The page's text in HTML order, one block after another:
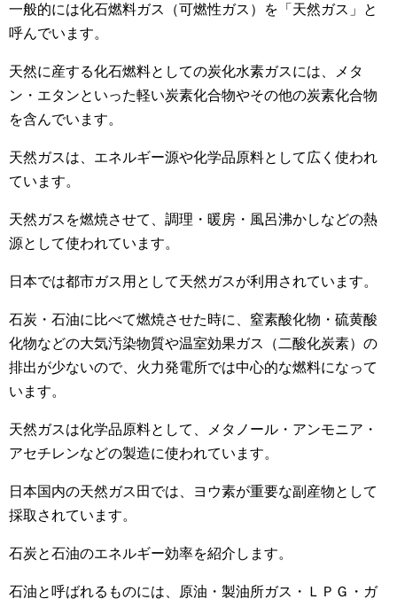
一般的には化石燃料ガス（可燃性ガス）を「天然ガス」と
呼んでいます。
天然に産する化石燃料としての炭化水素ガスには、メタ
ン・エタンといった軽い炭素化合物やその他の炭素化合物
を含んでいます。
天然ガスは、エネルギー源や化学品原料として広く使われ
ています。
天然ガスを燃焼させて、調理・暖房・風呂沸かしなどの熱
源として使われています。
日本では都市ガス用として天然ガスが利用されています。
石炭・石油に比べて燃焼させた時に、窒素酸化物・硫黄酸
化物などの大気汚染物質や温室効果ガス（二酸化炭素）の
排出が少ないので、火力発電所では中心的な燃料になって
います。
天然ガスは化学品原料として、メタノール・アンモニア・
アセチレンなどの製造に使われています。
日本国内の天然ガス田では、ヨウ素が重要な副産物として
採取されています。
石炭と石油のエネルギー効率を紹介します。
石油と呼ばれるものには、原油・製油所ガス・ＬＰＧ・ガ